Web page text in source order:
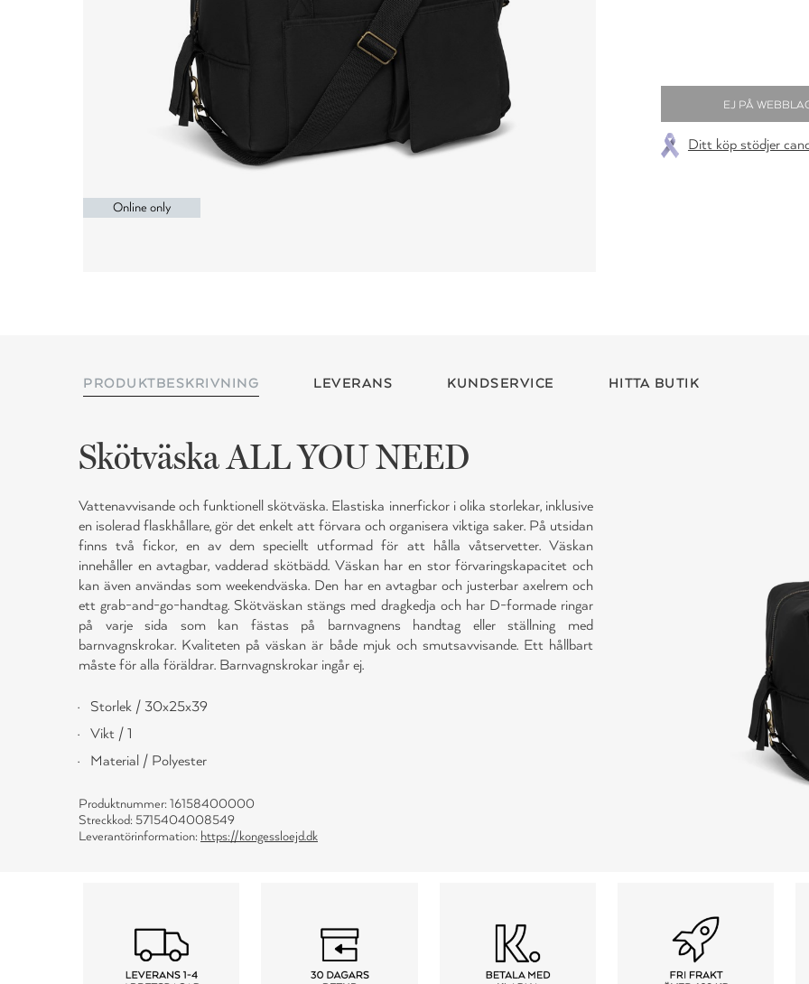
Online only
Ditt köp stödjer
PRODUKTBESKRIVNING LEVERANS KUNDSERVICE HITTA BUTIK
Skötväska ALL YOU NEED
Vattenavvisande och funktionell skötväska. Elastiska innerfickor i olika storlekar, inklusive
en isolerad flaskhållare, gör det enkelt att förvara och organisera viktiga saker. På utsidan
finns två fickor, en av dem speciellt utformad för att hålla våtservetter. Väskan
innehåller en avtagbar, vadderad skötbädd. Väskan har en stor förvaringskapacitet och
kan även användas som weekendväska. Den har en avtagbar och justerbar axelrem och
ett grab-and-go-handtag. Skötväskan stängs med dragkedja och har D-formade ringar
på varje sida som kan fästas på barnvagnens handtag eller ställning med
barnvagnskrokar. Kvaliteten på väskan är både mjuk och smutsavvisande. Ett hållbart
måste för alla föräldrar. Barnvagnskrokar ingår ej.
Storlek / 30x25x39
Vikt / 1
Material / Polyester
Produktnummer: 16158400000
Streckkod: 5715404008549
Leverantörinformation: https://kongessloejd.dk